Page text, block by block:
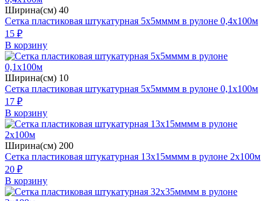
Ширина(см) 40
Сетка пластиковая штукатурная 5х5мммм в рулоне 0,4х100м
15 ₽
В корзину
Ширина(см) 10
Сетка пластиковая штукатурная 5х5мммм в рулоне 0,1х100м
17 ₽
В корзину
Ширина(см) 200
Сетка пластиковая штукатурная 13х15мммм в рулоне 2х100м
20 ₽
В корзину